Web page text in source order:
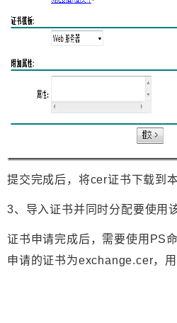
提交完成后，将cer证书下载到
3、导入证书并同时分配要使用
证书申请完成后，需要使用PS
申请的证书为exchange.cer，